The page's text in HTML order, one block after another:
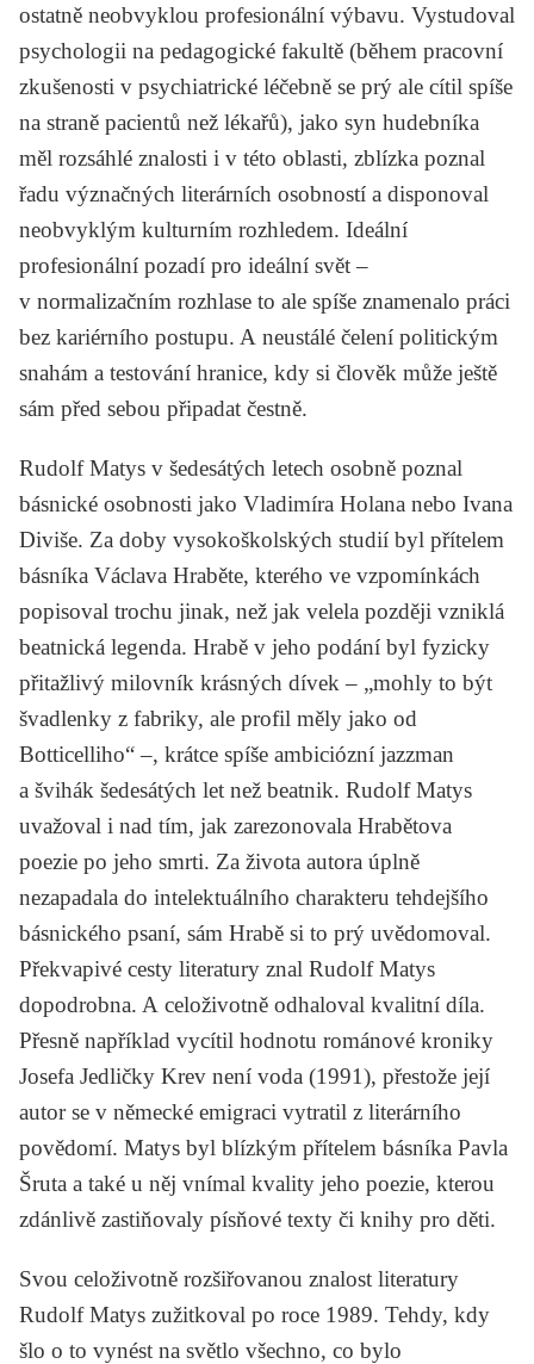
ostatně neobvyklou profesionální výbavu. Vystudoval
psychologii na pedagogické fakultě (během pracovní
zkušenosti v psychiatrické léčebně se prý ale cítil spíše
na straně pacientů než lékařů), jako syn hudebníka
měl rozsáhlé znalosti i v této oblasti, zblízka poznal
řadu význačných literárních osobností a disponoval
neobvyklým kulturním rozhledem. Ideální
profesionální pozadí pro ideální svět –
v normalizačním rozhlase to ale spíše znamenalo práci
bez kariérního postupu. A neustálé čelení politickým
snahám a testování hranice, kdy si člověk může ještě
sám před sebou připadat čestně.
Rudolf Matys v šedesátých letech osobně poznal
básnické osobnosti jako Vladimíra Holana nebo Ivana
Diviše. Za doby vysokoškolských studií byl přítelem
básníka Václava Hraběte, kterého ve vzpomínkách
popisoval trochu jinak, než jak velela později vzniklá
beatnická legenda. Hrabě v jeho podání byl fyzicky
přitažlivý milovník krásných dívek – „mohly to být
švadlenky z fabriky, ale profil měly jako od
Botticelliho“ –, krátce spíše ambiciózní jazzman
a švihák šedesátých let než beatnik. Rudolf Matys
uvažoval i nad tím, jak zarezonovala Hrabětova
poezie po jeho smrti. Za života autora úplně
nezapadala do intelektuálního charakteru tehdejšího
básnického psaní, sám Hrabě si to prý uvědomoval.
Překvapivé cesty literatury znal Rudolf Matys
dopodrobna. A celoživotně odhaloval kvalitní díla.
Přesně například vycítil hodnotu románové kroniky
Josefa Jedličky Krev není voda (1991), přestože její
autor se v německé emigraci vytratil z literárního
povědomí. Matys byl blízkým přítelem básníka Pavla
Šruta a také u něj vnímal kvality jeho poezie, kterou
zdánlivě zastiňovaly písňové texty či knihy pro děti.
Svou celoživotně rozšiřovanou znalost literatury
Rudolf Matys zužitkoval po roce 1989. Tehdy, kdy
šlo o to vynést na světlo všechno, co bylo